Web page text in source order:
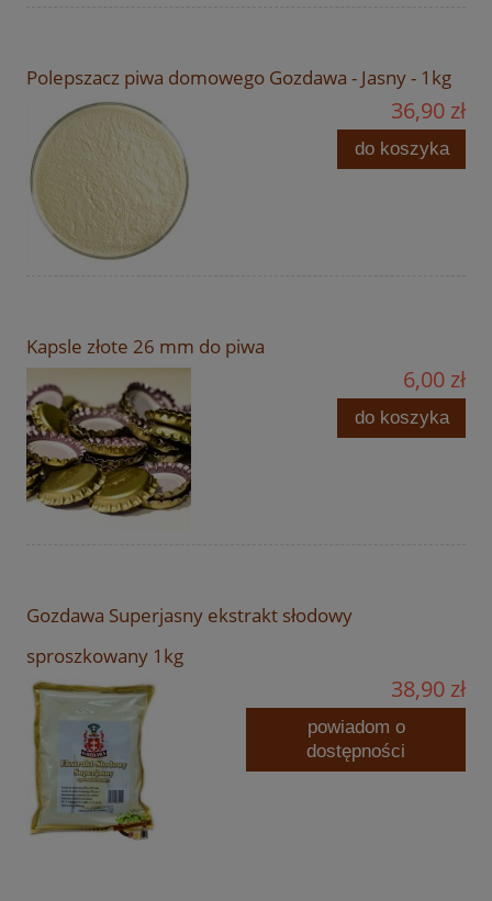
Polepszacz piwa domowego Gozdawa - Jasny - 1kg
36,90 zł
do koszyka
Kapsle złote 26 mm do piwa
6,00 zł
do koszyka
Gozdawa Superjasny ekstrakt słodowy
sproszkowany 1kg
38,90 zł
powiadom o
dostępności